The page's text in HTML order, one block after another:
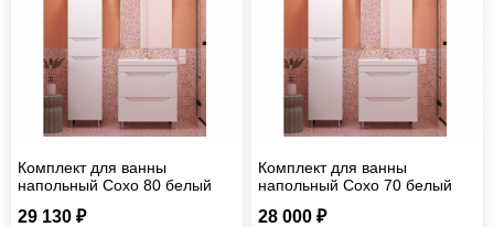
Комплект для ванны
напольный Сохо 80 белый
29 130 ₽
Комплект для ванны
напольный Сохо 70 белый
28 000 ₽